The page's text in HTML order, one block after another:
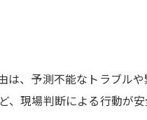
、予測不能なトラブル
現場判断による行動が安